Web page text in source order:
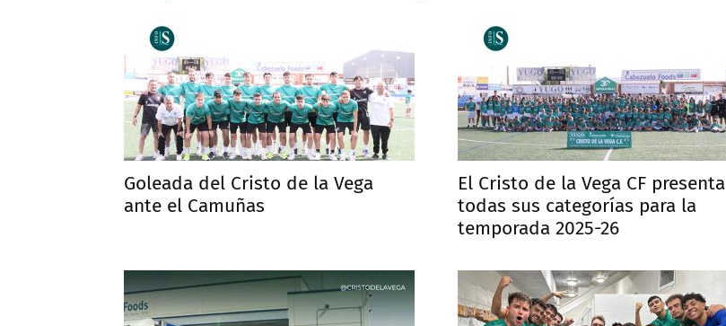
Goleada del Cristo de la Vega
ante el Camuñas
El Cristo de la Vega CF presenta
todas sus categorías para la
temporada 2025-26